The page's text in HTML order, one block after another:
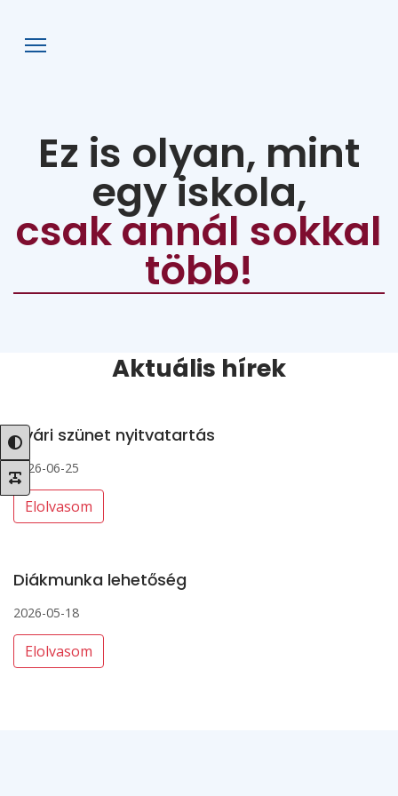
Ez is olyan, mint
egy iskola,
csak annál sokkal
több!
Aktuális hírek
Nyári szünet nyitvatartás
2026-06-25
Elolvasom
Diákmunka lehetőség
2026-05-18
Elolvasom